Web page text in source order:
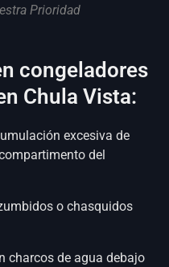
Prioridad
congeladores
Chula Vista:
excesiva de
del
o chasquidos
charcos de agua debajo